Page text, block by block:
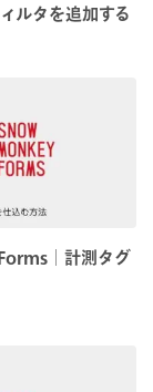
ルタを追加する
計測タグ